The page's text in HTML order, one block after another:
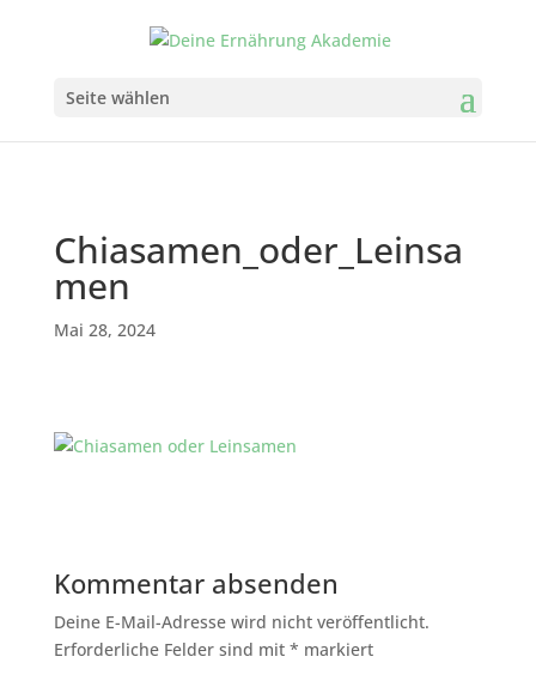
Seite wählen
Chiasamen_oder_Leinsa
men
Mai 28, 2024
Kommentar absenden
Deine E-Mail-Adresse wird nicht veröffentlicht.
Erforderliche Felder sind mit * markiert